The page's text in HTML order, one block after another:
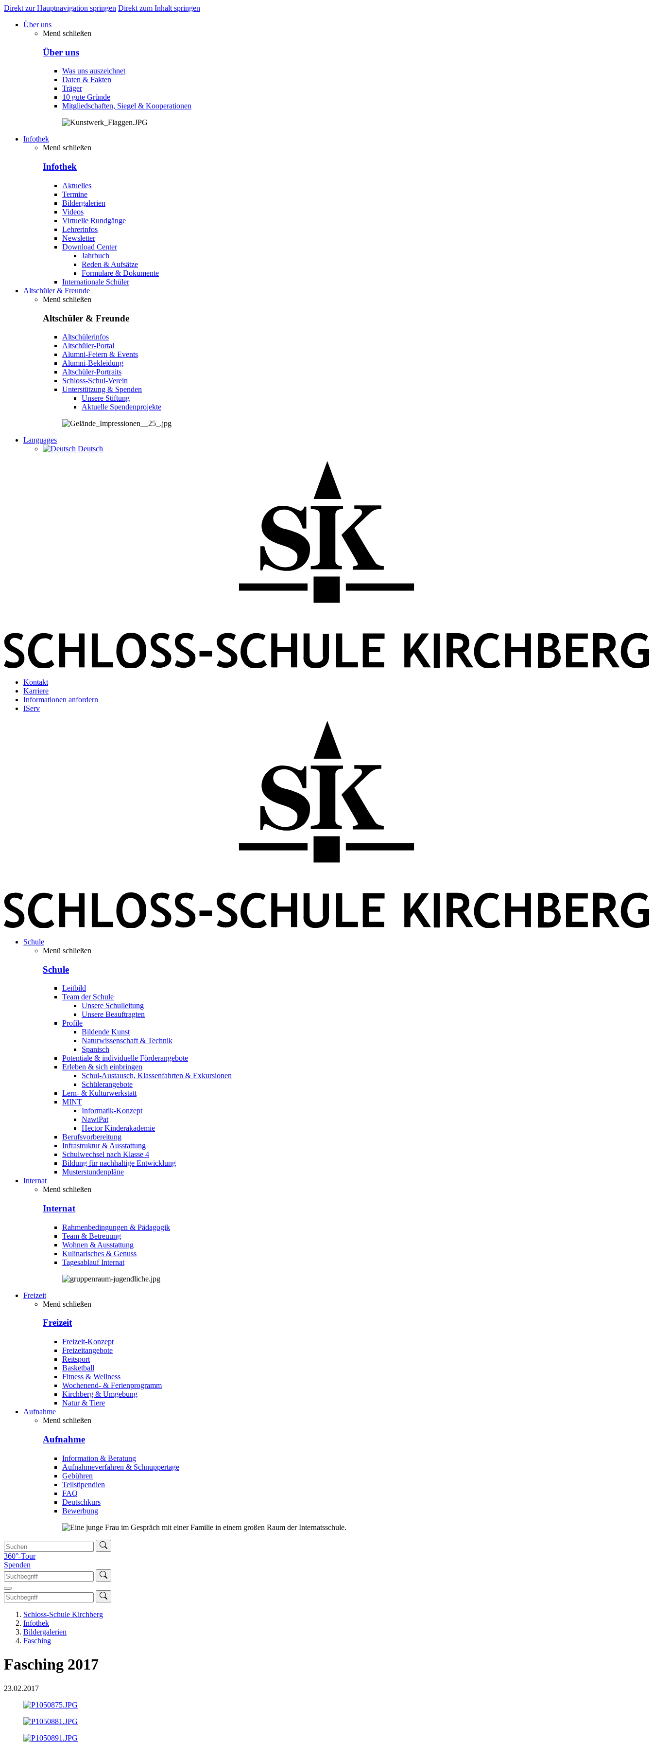
Direkt zur Hauptnavigation springen Direkt zum Inhalt springen
Über uns
Menü schließen
Über uns
Was uns auszeichnet
Daten & Fakten
Träger
10 gute Gründe
Mitgliedschaften, Siegel & Kooperationen
Infothek
Menü schließen
Infothek
Aktuelles
Termine
Bildergalerien
Videos
Virtuelle Rundgänge
Lehrerinfos
Newsletter
Download Center
Jahrbuch
Reden & Aufsätze
Formulare & Dokumente
Internationale Schüler
Altschüler & Freunde
Menü schließen
Altschüler & Freunde
Altschülerinfos
Altschüler-Portal
Alumni-Feiern & Events
Alumni-Bekleidung
Altschüler-Portraits
Schloss-Schul-Verein
Unterstützung & Spenden
Unsere Stiftung
Aktuelle Spendenprojekte
Languages
Deutsch
Kontakt
Karriere
Informationen anfordern
IServ
Schule
Menü schließen
Schule
Leitbild
Team der Schule
Unsere Schulleitung
Unsere Beauftragten
Profile
Bildende Kunst
Naturwissenschaft & Technik
Spanisch
Potentiale & individuelle Förderangebote
Erleben & sich einbringen
Schul-Austausch, Klassenfahrten & Exkursionen
Schülerangebote
Lern- & Kulturwerkstatt
MINT
Informatik-Konzept
NawiPat
Hector Kinderakademie
Berufsvorbereitung
Infrastruktur & Ausstattung
Schulwechsel nach Klasse 4
Bildung für nachhaltige Entwicklung
Musterstundenpläne
Internat
Menü schließen
Internat
Rahmenbedingungen & Pädagogik
Team & Betreuung
Wohnen & Ausstattung
Kulinarisches & Genuss
Tagesablauf Internat
Freizeit
Menü schließen
Freizeit
Freizeit-Konzept
Freizeitangebote
Reitsport
Basketball
Fitness & Wellness
Wochenend- & Ferienprogramm
Kirchberg & Umgebung
Natur & Tiere
Aufnahme
Menü schließen
Aufnahme
Information & Beratung
Aufnahmeverfahren & Schnuppertage
Gebühren
Teilstipendien
FAQ
Deutschkurs
Bewerbung
360°-Tour
Spenden
Schloss-Schule Kirchberg
Infothek
Bildergalerien
Fasching
Fasching 2017
23.02.2017